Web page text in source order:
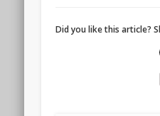
Did you like this article?